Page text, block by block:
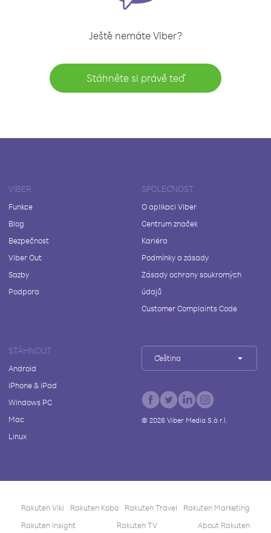
Ještě nemáte Viber?
Stáhněte si právě teď
VIBER
Funkce
Blog
Bezpečnost
Viber Out
Sazby
Podpora
SPOLEČNOST
O aplikaci Viber
Centrum značek
Kariéra
Podmínky a zásady
Zásady ochrany soukromých
údajů
Customer Complaints Code
STÁHNOUT
Android
iPhone & iPad
Windows PC
Mac
Linux
Čeština
© 2026Viber Media S.à r.l.
Rakuten Viki Rakuten Kobo Rakuten Travel
Rakuten Marketing
Rakuten Insight
Rakuten TV About Rakuten